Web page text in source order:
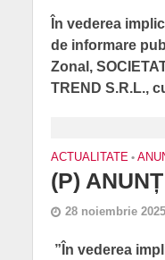
În vederea
de informare
Zonal,
TREND S.R.L.,
ACTUALITATE •
(P)
28 noiembrie 2025
”În vederea